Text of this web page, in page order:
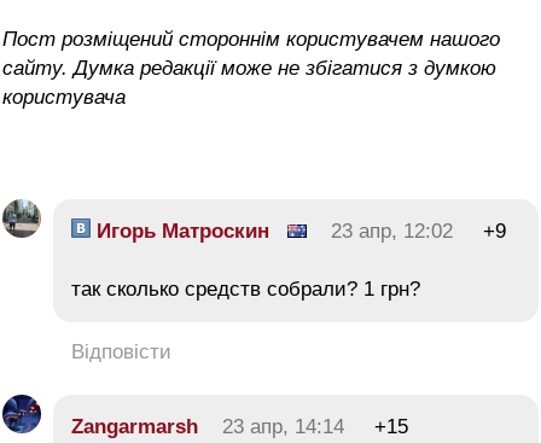
Пост розміщений стороннім користувачем нашого
сайту. Думка редакції може не збігатися з думкою
користувача
Игорь Матроскин 23 апр, 12:02 +9
так сколько средств собрали? 1 грн?
Відповісти
Zangarmarsh 23 апр, 14:14
+15